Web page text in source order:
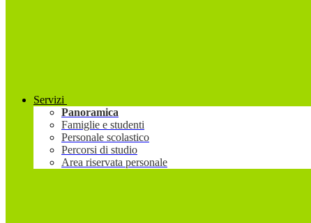
Servizi
Panoramica
Famiglie e studenti
Personale scolastico
Percorsi di studio
Area riservata personale